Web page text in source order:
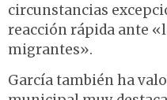
circunstancias
reacción rápida ante
migrantes».
García también ha